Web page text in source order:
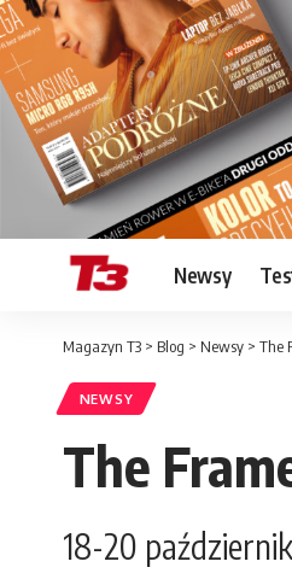
Newsy
Magazyn T3 > Blog > Newsy > The
NEWSY
The
18-20